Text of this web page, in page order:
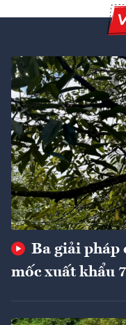
Ba giải pháp
mốc xuất khẩu